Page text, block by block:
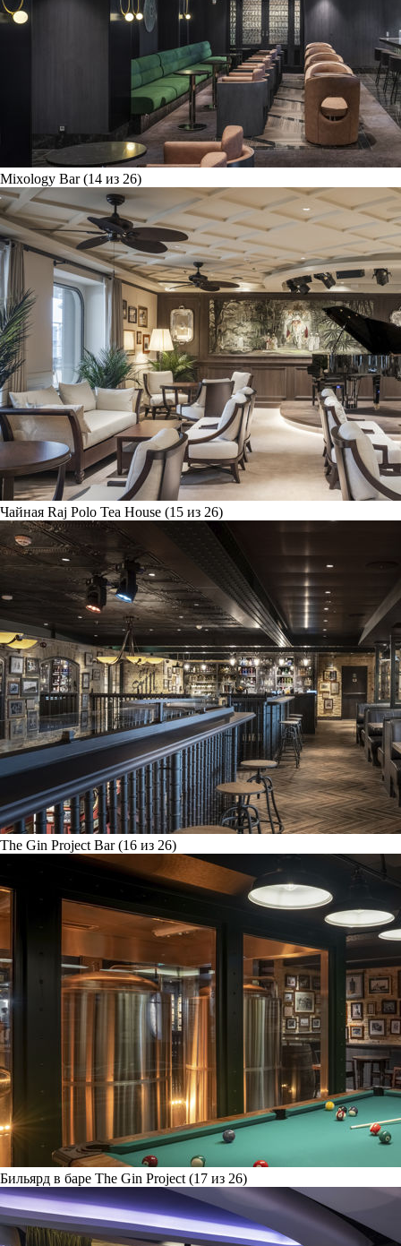
Mixology Bar (14 из 26)
Чайная Raj Polo Tea House (15 из 26)
The Gin Project Bar (16 из 26)
Бильярд в баре The Gin Project (17 из 26)